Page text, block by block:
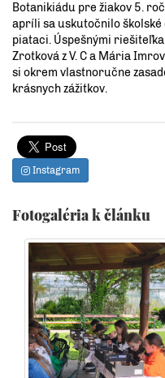
Botanikiádu pre žiakov 5.
apríli sa uskutočnilo
piataci. Úspešnými
Zrotková z V. C a Mária
si okrem vlastnoručne
krásnych zážitkov.
Instagram
Fotogaléria k článku